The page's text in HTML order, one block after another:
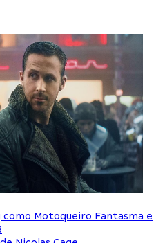
como Motoqueiro Fantasma e